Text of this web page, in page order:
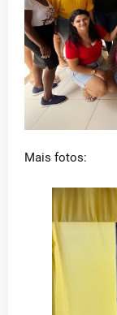
Mais fotos: